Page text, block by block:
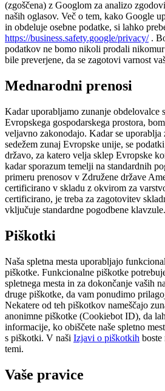
(zgoščena) z Googlom za analizo
naših oglasov. Več o tem, kako Google
in obdeluje osebne podatke, si lahko
https://business.safety.google/privacy/.
podatkov ne bomo nikoli prodali nikomur
bile preverjene, da se zagotovi varnost
Mednarodni prenosi
Kadar uporabljamo zunanje obdelovalce
Evropskega gospodarskega prostora,
veljavno zakonodajo. Kadar se uporablja
sedežem zunaj Evropske unije, se
državo, za katero velja sklep Evropske
kadar sporazum temelji na standardnih
primeru prenosov v Združene države
certificirano v skladu z okvirom za
certificirano, je treba za zagotovitev
vključuje standardne pogodbene klavzule.
Piškotki
Naša spletna mesta uporabljajo
piškotke. Funkcionalne piškotke
spletnega mesta in za dokončanje vaših
druge piškotke, da vam ponudimo
Nekatere od teh piškotkov nameščajo
anonimne piškotke (Cookiebot ID), da
informacije, ko obiščete naše spletno
s piškotki. V naši Izjavi o piškotkih
temi.
Vaše pravice